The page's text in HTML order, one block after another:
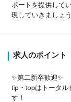
ポートを提供して
現していきましょう
求人のポイント
✨第二新卒歓迎✨
tip・topはトータル
す！